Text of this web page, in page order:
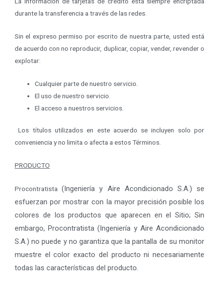
durante la transferencia a través de las redes.
Sin el expreso permiso por escrito de nuestra parte, usted está
de acuerdo con no reproducir, duplicar, copiar, vender, revender o
explotar:
Cualquier parte de nuestro servicio.
El uso de nuestro servicio.
El acceso a nuestros servicios.
Los títulos utilizados en este acuerdo se incluyen solo por
conveniencia y no limita o afecta a estos Términos.
PRODUCTO
Procontratista(Ingeniería y Aire Acondicionado S.A.) se
esfuerzan por mostrar con la mayor precisión posible los
colores de los productos que aparecen en el Sitio; Sin
embargo, Procontratista(Ingeniería y Aire Acondicionado
S.A.) no puede y no garantiza que la pantalla de su monitor
muestre el color exacto del producto ni necesariamente
todas las características del producto.